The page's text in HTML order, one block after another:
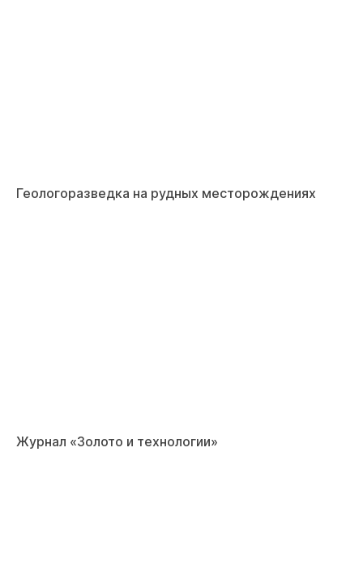
Геологоразведка на рудных месторождениях
Журнал «Золото и технологии»